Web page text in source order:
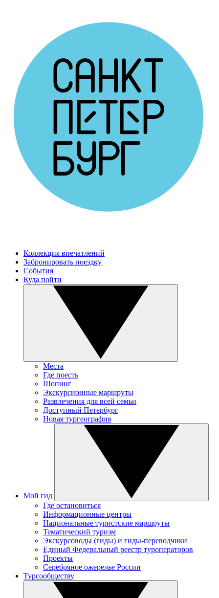
Коллекция впечатлений
Забронировать поездку
События
Куда пойти
Места
Где поесть
Шопинг
Экскурсионные маршруты
Развлечения для всей семьи
Доступный Петербург
Новая тургеография
Мой гид
Где остановиться
Информационные центры
Национальные туристские маршруты
Тематический туризм
Экскурсоводы (гиды) и гиды-переводчики
Единый Федеральный реестр туроператоров
Проекты
Серебряное ожерелье России
Турсообществу